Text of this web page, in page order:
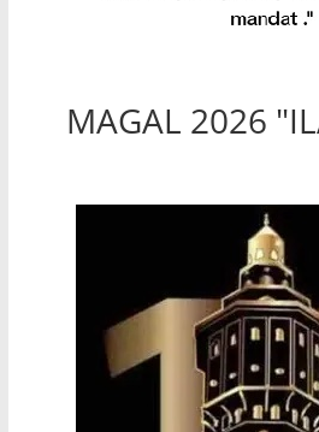
MAGAL 2026